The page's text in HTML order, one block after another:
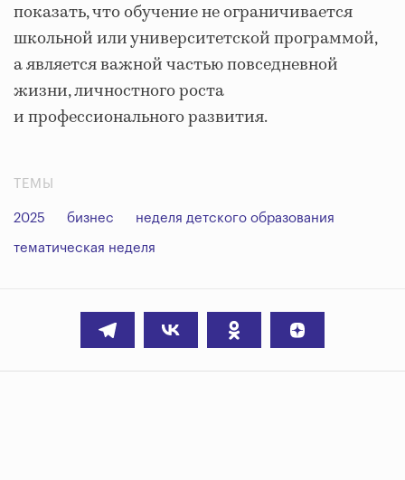
показать, что обучение не ограничивается
школьной или университетской программой,
а является важной частью повседневной
жизни, личностного роста
и профессионального развития.
ТЕМЫ
2025 бизнес неделя детского образования
тематическая неделя